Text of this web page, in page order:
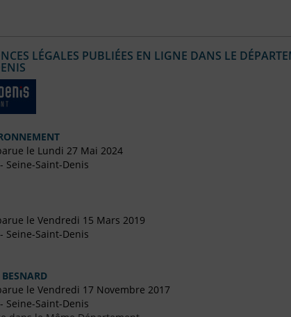
LÉGALES PUBLIÉES EN LIGNE DANS LE
le Lundi 27 Mai 2024
Seine-Saint-Denis
le Vendredi 15 Mars 2019
Seine-Saint-Denis
le Vendredi 17 Novembre 2017
Seine-Saint-Denis